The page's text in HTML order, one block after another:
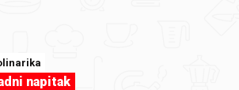
je jednostavno napraviti
Donosimo najbolje ideje
napitak